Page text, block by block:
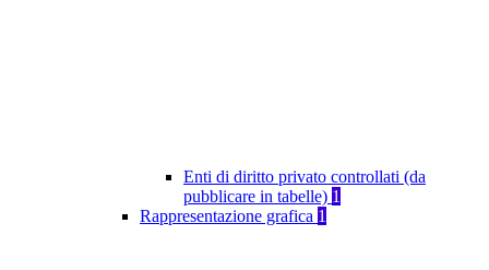
Enti di diritto privato controllati (da
pubblicare in tabelle) 1
Rappresentazione grafica 1